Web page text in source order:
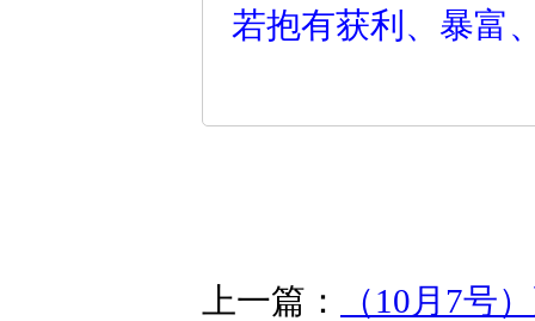
若抱有获利、暴富
上一篇：
（10月7号